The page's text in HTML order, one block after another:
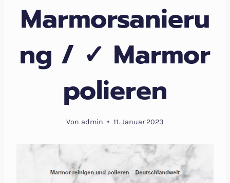
Marmorsanieru
ng / ✓ Marmor
polieren
Von admin 11. Januar 2023